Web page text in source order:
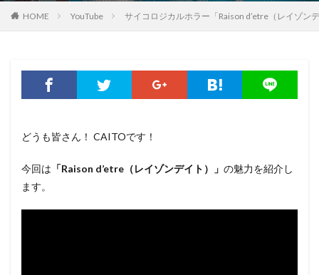
HOME YouTube サイコロジカルホラー「Raison d’etre（レイゾン
どうも皆さん！ CAITOです！
今回は 「Raison d’etre（レイゾンデイト）」 の魅力を紹介し
ます。